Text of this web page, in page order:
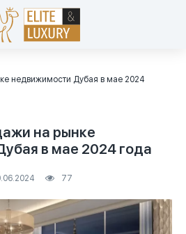
недвижимости Дубая в мае 2024
на рынке
в мае 2024 года
77